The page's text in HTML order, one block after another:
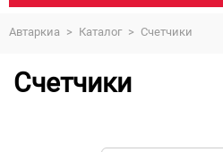
Автаркиа > Каталог > Счетчики
Счетчики